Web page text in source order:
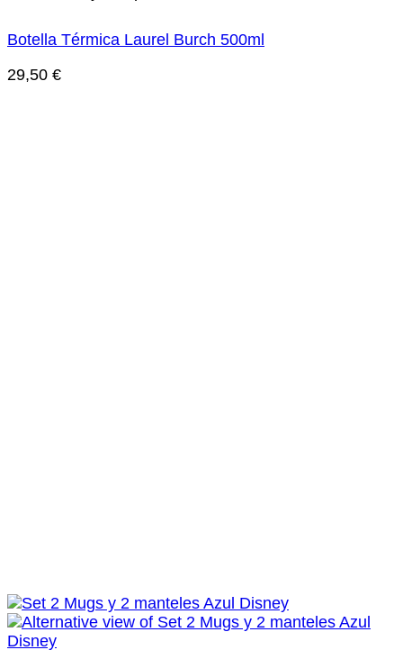
Botella Térmica Laurel Burch 500ml
29,50 €